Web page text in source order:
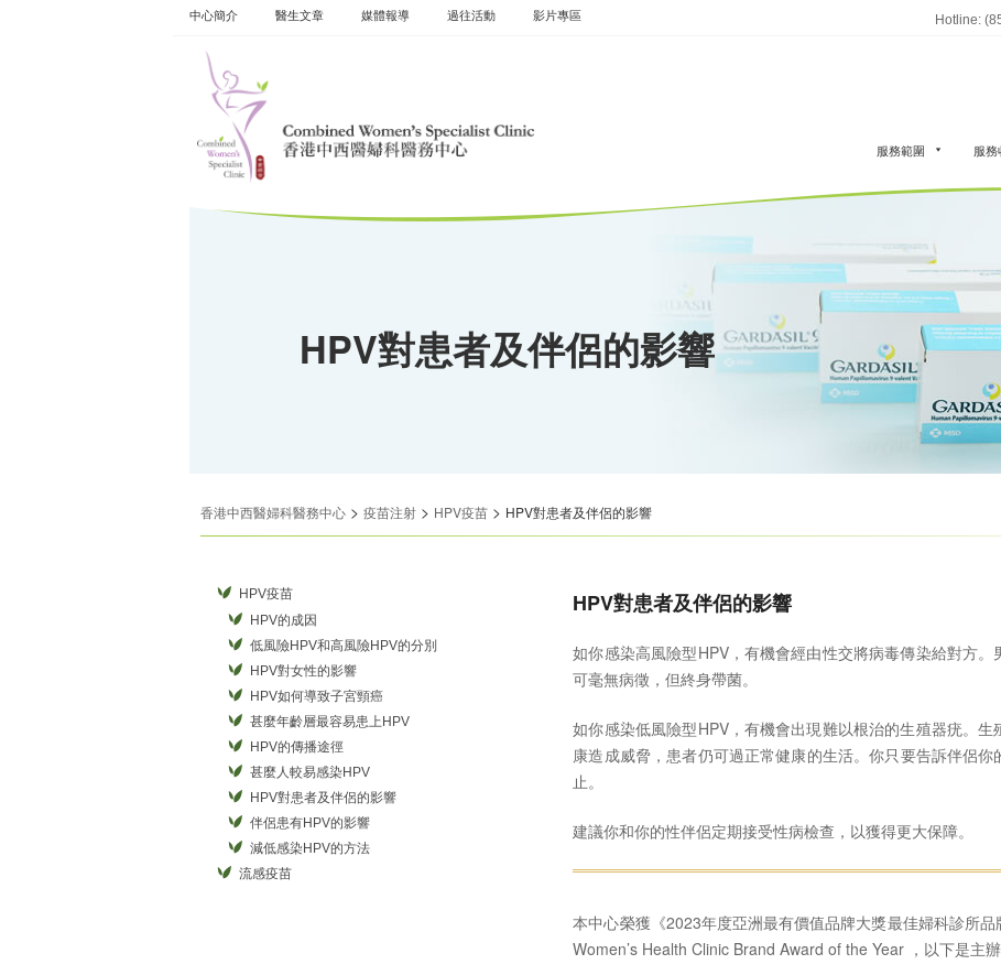
Skip
to
中心簡介 醫生文章 媒體報導 過往活動 影片專區 Hotline:
服務範圍 服
HPV對患者及伴侶的影響
香港中西醫婦科醫務中心 > 疫苗注射 > HPV疫苗 > HPV對患者及伴侶的影響
HPV疫苗
HPV的成因
低風險HPV和高風險HPV的分別
HPV對女性的影響
HPV如何導致子宮頸癌
甚麼年齡層最容易患上HPV
HPV的傳播途徑
甚麼人較易感染HPV
HPV對患者及伴侶的影響
伴侶患有HPV的影響
減低感染HPV的方法
流感疫苗
HPV對患者及伴侶的影響
如你感染高風險型HPV，有機會經由性交將病毒傳染給對方
可毫無病徵，但終身帶菌。
如你感染低風險型HPV，有機會出現難以根治的生殖器疣。
康造成威脅，患者仍可過正常健康的生活。你只要告訴伴侶
止。
建議你和你的性伴侶定期接受性病檢查，以獲得更大保障。
本中心榮獲《2023年度亞洲最有價值品牌大獎最佳婦科診所
Women’s Health Clinic Brand Award of the Year ，以下是主辦